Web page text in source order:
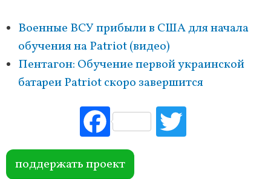
Военные ВСУ прибыли в США для начала
обучения на Patriot (видео)
Пентагон: Обучение первой украинской
батареи Patriot скоро завершится
Fac
ebo
ok
поддержать проект